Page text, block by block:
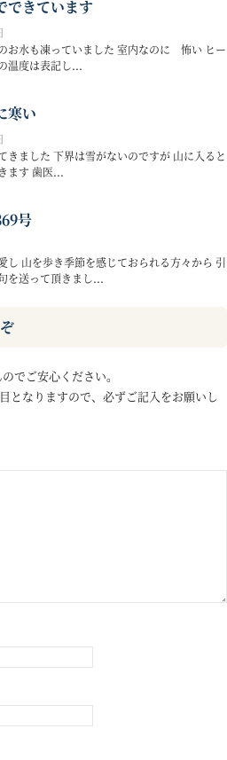
できています
水も凍っていました 室内なのに 怖い ヒー
温度は表記し...
寒い
きました 下界は雪がないのですが 山に入ると
ます 歯医...
号
し 山を歩き季節を感じておられる方々から 引
を送って頂きまし...
でご安心ください。
となりますので、必ずご記入をお願いし